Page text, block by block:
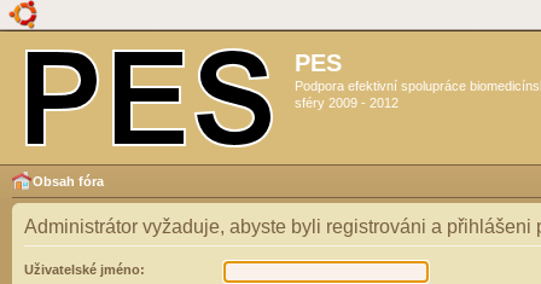
PES
Podpora efektivní spolupráce
sféry 2009 - 2012
Obsah fóra
Administrátor vyžaduje, abyste byli registrováni a přihlášeni
Uživatelské jméno: